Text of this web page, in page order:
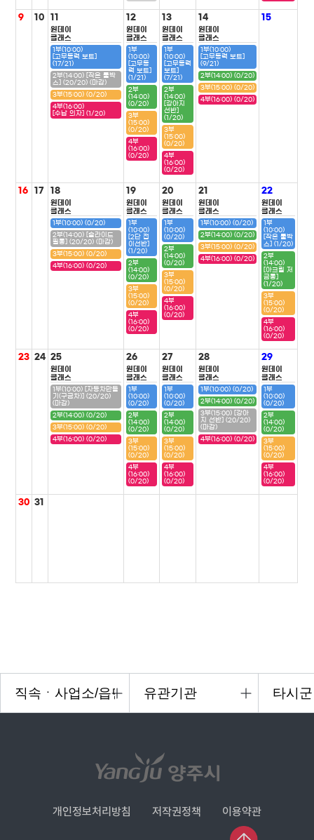
9 10 11
원데이
클래스
1부(10:00)
[고무동력 보트]
(17/21)
2부(14:00) [작은 툴박
스] (20/20) (마감)
3부(15:00) (0/20)
4부(16:00)
[수납 의자] (1/20)
12
원데이
클래스
1부
(10:00)
[고무동
력 보트]
(1/21)
2부
(14:00)
(0/20)
3부
(15:00)
(0/20)
4부
(16:00)
(0/20)
13
원데이
클래스
1부
(10:00)
[고무동력
보트]
(7/21)
2부
(14:00)
[강아지
선반]
(1/20)
3부
(15:00)
(0/20)
4부
(16:00)
(0/20)
14
원데이
클래스
1부(10:00)
[고무동력 보트]
(9/21)
2부(14:00) (0/20)
3부(15:00) (0/20)
4부(16:00) (0/20)
15
16 17 18
원데이
클래스
1부(10:00) (0/20)
2부(14:00) [슬라이드
필통] (20/20) (마감)
3부(15:00) (0/20)
4부(16:00) (0/20)
19
원데이
클래스
1부
(10:00)
[2단 접
이선반]
(1/20)
2부
(14:00)
(0/20)
3부
(15:00)
(0/20)
4부
(16:00)
(0/20)
20
원데이
클래스
1부
(10:00)
(0/20)
2부
(14:00)
(0/20)
3부
(15:00)
(0/20)
4부
(16:00)
(0/20)
21
원데이
클래스
1부(10:00) (0/20)
2부(14:00) (0/20)
3부(15:00) (0/20)
4부(16:00) (0/20)
22
원데이
클래스
1부
(10:00)
[작은 툴박
스] (1/20)
2부
(14:00)
[아크릴 저
금통]
(1/20)
3부
(15:00)
(0/20)
4부
(16:00)
(0/20)
23 24 25
원데이
클래스
1부(10:00) [자동차만들
기(구급차)] (20/20)
(마감)
2부(14:00) (0/20)
3부(15:00) (0/20)
4부(16:00) (0/20)
26
원데이
클래스
1부
(10:00)
(0/20)
2부
(14:00)
(0/20)
3부
(15:00)
(0/20)
4부
(16:00)
(0/20)
27
원데이
클래스
1부
(10:00)
(0/20)
2부
(14:00)
(0/20)
3부
(15:00)
(0/20)
4부
(16:00)
(0/20)
28
원데이
클래스
1부(10:00) (0/20)
2부(14:00) (0/20)
3부(15:00) [강아
지 선반] (20/20)
(마감)
4부(16:00) (0/20)
29
원데이
클래스
1부
(10:00)
(0/20)
2부
(14:00)
(0/20)
3부
(15:00)
(0/20)
4부
(16:00)
(0/20)
30 31
개인정보처리방침 저작권정책 이용약관